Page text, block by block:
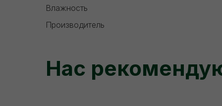
Влажность
Производитель
Нас